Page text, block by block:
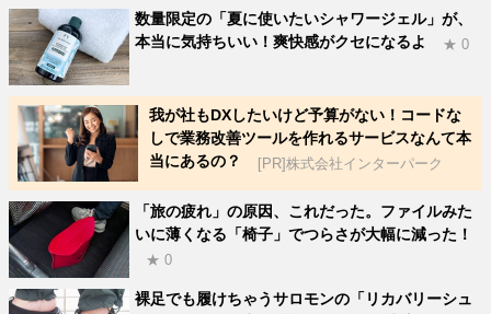
数量限定の「夏に使いたいシャワージェル」が、
本当に気持ちいい！爽快感がクセになるよ
★ 0
我が社もDXしたいけど予算がない！コードな
しで業務改善ツールを作れるサービスなんて本
当にあるの？
[PR]株式会社インターパーク
「旅の疲れ」の原因、これだった。ファイルみた
いに薄くなる「椅子」でつらさが大幅に減った！
★ 0
裸足でも履けちゃうサロモンの「リカバリーシュ